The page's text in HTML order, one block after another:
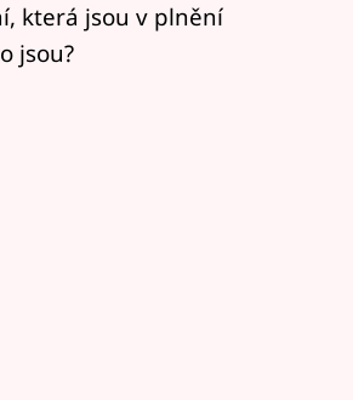
která jsou v plnění
jsou?